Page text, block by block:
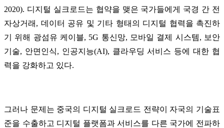
2020). 디지털 실크로드는 협약을 맺은 국가들에게 국경 간 전
자상거래, 데이터 공유 및 기타 형태의 디지털 협력을 촉진하
기 위해 광섬유 케이블, 5G 통신망, 모바일 결제 시스템, 보안
기술, 안면인식, 인공지능(AI), 클라우딩 서비스 등에 대한 협
력을 강화하고 있다.
그러나 문제는 중국의 디지털 실크로드 전략이 자국의 기술표
준을 수출하고 디지털 플랫폼과 서비스를 다른 국가에 전파하